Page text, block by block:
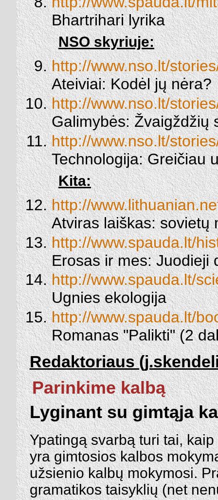
Bhartrihari lyrika
NSO skyriuje:
http://www.nso.lt/
Ateiviai: Kodėl jų nėra?
http://www.nso.lt/
Galimybės: Žvaigždžių
http://www.nso.lt/
Technologija: Greičiau
Kita:
http://
Atviras laiškas: sovietų
http://www.spauda.lt/
Erosas ir mes: Juodieji
http://www.spauda.lt/
Ugnies ekologija
http://www.spauda.lt/
Romanas "Palikti" (2
Redaktoriaus
Parinkime kalbą
Lyginant su gimtąja
Ypatingą svarbą turi tai,
yra gimtosios kalbos
užsienio kalbų mokymosi.
gramatikos taisyklių (net